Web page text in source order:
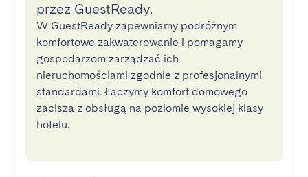
przez GuestReady.
W GuestReady zapewniamy podróżnym
komfortowe zakwaterowanie i pomagamy
gospodarzom zarządzać ich
nieruchomościami zgodnie z profesjonalnymi
standardami. Łączymy komfort domowego
zacisza z obsługą na poziomie wysokiej klasy
hotelu.